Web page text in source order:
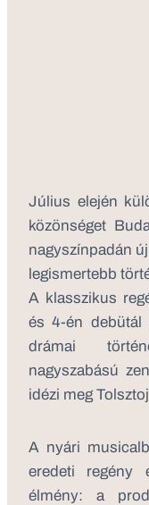
Július elején
közönséget
nagyszínpadán
legismertebb
A klasszikus
és 4-én debütál
drámai
nagyszabású
idézi meg
A nyári
eredeti regény
élmény: a